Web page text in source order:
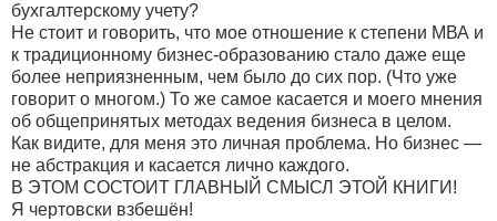
бухгалтерскому учету?
Не стоит и говорить, что мое отношение к степени МВА и
к традиционному бизнес-образованию стало даже еще
более неприязненным, чем было до сих пор. (Что уже
говорит о многом.) То же самое касается и моего мнения
об общепринятых методах ведения бизнеса в целом.
Как видите, для меня это личная проблема. Но бизнес —
не абстракция и касается лично каждого.
В ЭТОМ СОСТОИТ ГЛАВНЫЙ СМЫСЛ ЭТОЙ КНИГИ!
Я чертовски взбешён!